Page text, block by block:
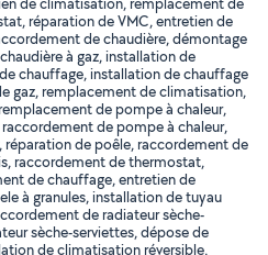
réparation de VMC, entretien de
de chaudière, démontage
à gaz, installation de
chauffage, installation de chauffage
gaz, remplacement de climatisation,
de pompe à chaleur,
de pompe à chaleur,
de poêle, raccordement de
raccordement de thermostat,
de chauffage, entretien de
à granules, installation de tuyau
de radiateur sèche-
sèche-serviettes, dépose de
de climatisation réversible,